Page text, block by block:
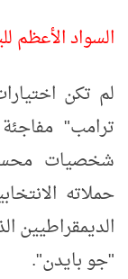
السواد الأعظم
لم تكن
ترامب"
شخصيات
حملاته
الديمقراطيين
"جو بايدن".